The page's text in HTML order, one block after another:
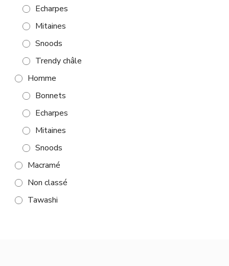
Echarpes
Mitaines
Snoods
Trendy châle
Homme
Bonnets
Echarpes
Mitaines
Snoods
Macramé
Non classé
Tawashi